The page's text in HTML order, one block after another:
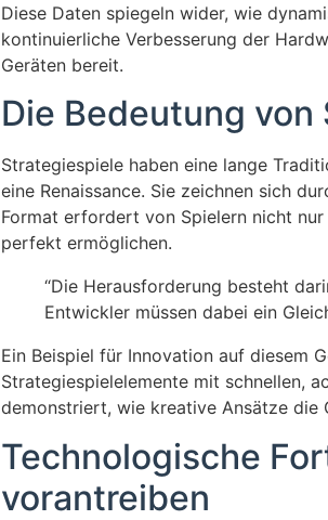
Diese Daten spiegeln wider, wie
kontinuierliche Verbesserung der
Geräten bereit.
Die Bedeutung
Strategiespiele haben eine lange
eine Renaissance. Sie zeichnen sich
Format erfordert von Spielern nicht
perfekt ermöglichen.
“Die Herausforderung besteht
Entwickler müssen dabei ein
Ein Beispiel für Innovation auf diesem
Strategiespielelemente mit schnellen,
demonstriert, wie kreative Ansätze die
Technologische
vorantreiben